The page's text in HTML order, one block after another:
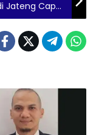
Jateng Capai